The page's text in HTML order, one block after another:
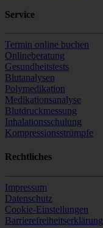
Service
Termin online buchen
Onlineberatung
Gesundheitstests
Blutanalysen
Polymedikation
Medikationsanalyse
Blutdruckmessung
Inhalationsschulung
Kompressionsstrümpfe
Rechtliches
Impressum
Datenschutz
Cookie-Einstellungen
Barrierefreiheitserklärung